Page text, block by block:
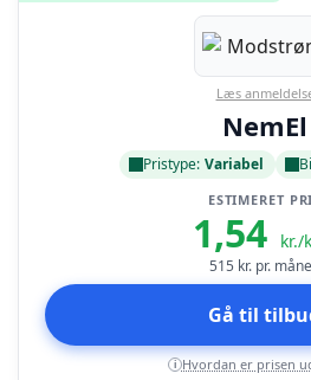
Læs
NemEl
Pristype: Variabel
ESTIMERET
1,54 kr./
515 kr. pr.
Gå til
i Hvordan er prisen